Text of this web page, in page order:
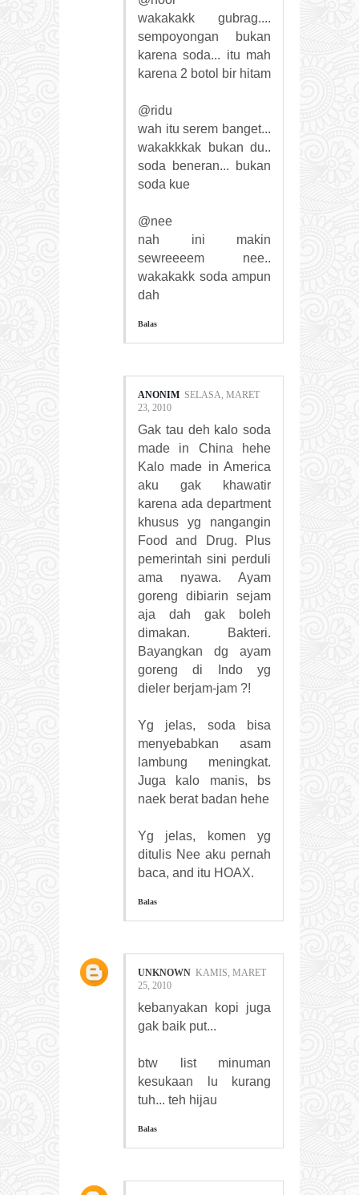
wakakakk gubrag....
sempoyongan bukan
karena soda... itu mah
karena 2 botol bir hitam
@ridu
wah itu serem banget...
wakakkkak bukan du..
soda beneran... bukan
soda kue
@nee
nah ini makin
sewreeeem nee..
wakakakk soda ampun
dah
Balas
ANONIM SELASA, MARET
23, 2010
Gak tau deh kalo soda
made in China hehe
Kalo made in America
aku gak khawatir
karena ada department
khusus yg nangangin
Food and Drug. Plus
pemerintah sini perduli
ama nyawa. Ayam
goreng dibiarin sejam
aja dah gak boleh
dimakan. Bakteri.
Bayangkan dg ayam
goreng di Indo yg
dieler berjam-jam ?!
Yg jelas, soda bisa
menyebabkan asam
lambung meningkat.
Juga kalo manis, bs
naek berat badan hehe
Yg jelas, komen yg
ditulis Nee aku pernah
baca, and itu HOAX.
Balas
UNKNOWN KAMIS, MARET
25, 2010
kebanyakan kopi juga
gak baik put...
btw list minuman
kesukaan lu kurang
tuh... teh hijau
Balas